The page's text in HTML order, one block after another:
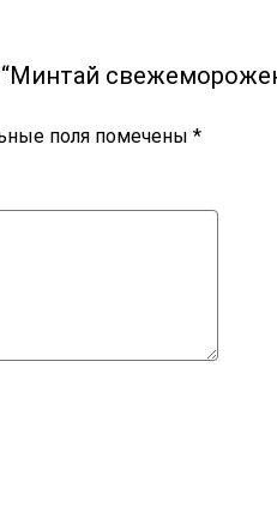
поля помечены *